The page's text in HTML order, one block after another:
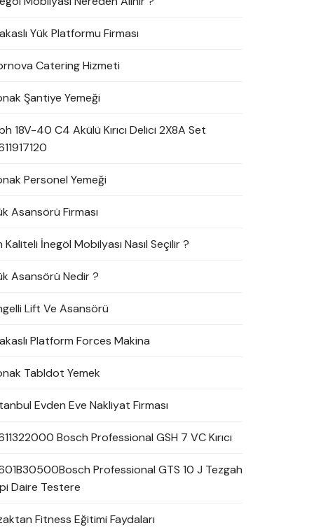
Yük Platformu Firması
Catering Hizmeti
Şantiye Yemeği
18V-40 C4 Akülü Kırıcı Delici 2X8A Set
Personel Yemeği
Asansörü Firması
Kaliteli İnegöl Mobilyası Nasıl Seçilir ?
Asansörü Nedir ?
Lift Ve Asansörü
Platform Forces Makina
Tabldot Yemek
Evden Eve Nakliyat Firması
Bosch Professional GSH 7 VC Kırıcı
Professional GTS 10 J Tezgah
Daire Testere
Fitness Eğitimi Faydaları